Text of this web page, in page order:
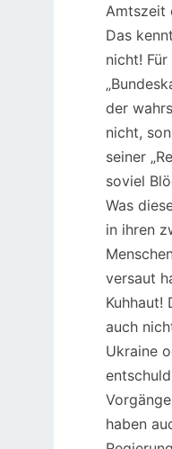
Amtszeit
Das
nicht!
der
nicht,
seiner
soviel
Was
in ihren
versaut
Kuhhaut!
auch
Ukraine
haben